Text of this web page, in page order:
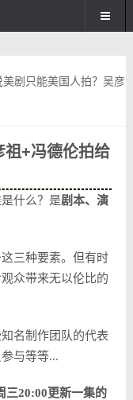
剧只能美国人拍？吴彦
祖+冯德伦拍给
什么？是剧本、演
三种要素。但有时
众带来无以伦比的
名制作团队的代表
与等等...
三20:00更新一集的